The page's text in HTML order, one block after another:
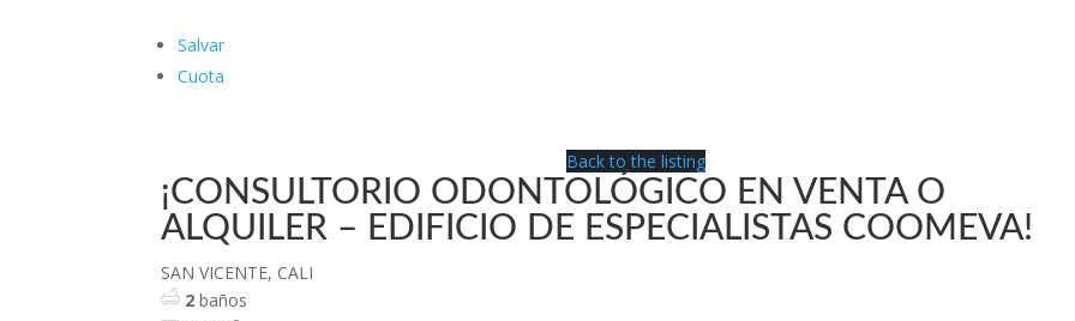
Salvar
Cuota
Back to the listing
¡CONSULTORIO ODONTOLÓGICO EN VENTA O
ALQUILER – EDIFICIO DE ESPECIALISTAS COOMEVA!
SAN VICENTE, CALI
2 baños